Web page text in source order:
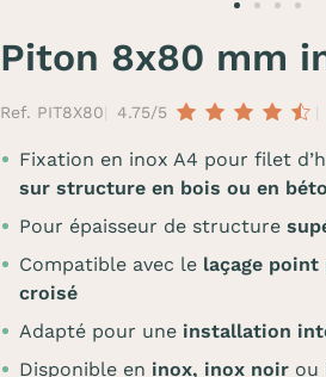
Piton 8x80 mm
Ref. PIT8X80 4.75/5
Fixation en inox A4 pour filet
sur structure en bois ou en
Pour épaisseur de structure
Compatible avec le laçage
croisé
Adapté pour une installation
Disponible en inox, inox noir ou